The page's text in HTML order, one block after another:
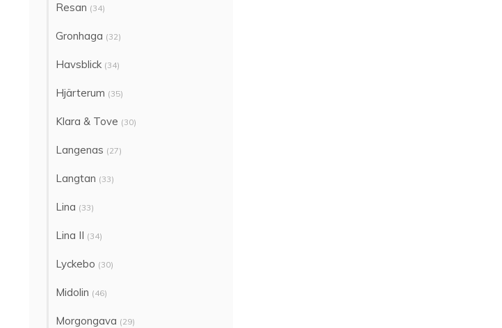
Resan (34)
Gronhaga (32)
Havsblick (34)
Hjärterum (35)
Klara & Tove (30)
Langenas (27)
Langtan (33)
Lina (33)
Lina II (34)
Lyckebo (30)
Midolin (46)
Morgongava (29)